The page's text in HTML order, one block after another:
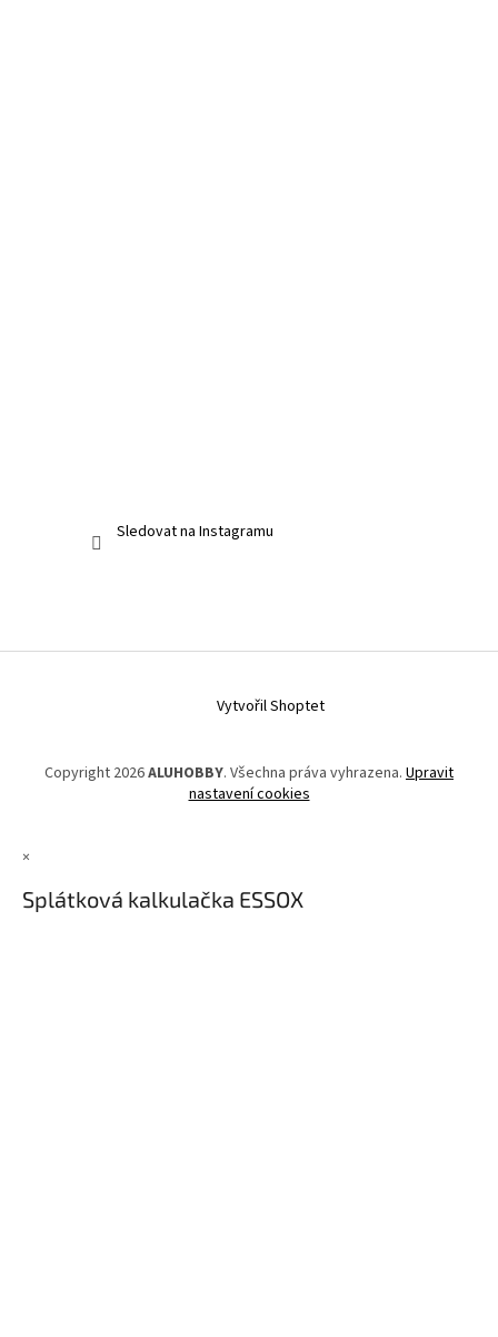
Sledovat na Instagramu
Vytvořil Shoptet
Copyright 2026ALUHOBBY. Všechna práva vyhrazena. Upravit
nastavení cookies
×
Splátková kalkulačka ESSOX